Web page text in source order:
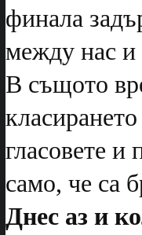
финала
между нас и
В същото
гласовете и
само, че са
Днес аз и